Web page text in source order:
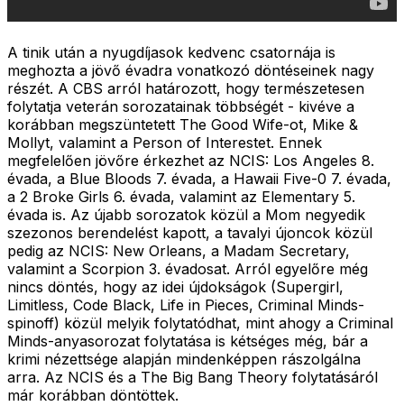
A tinik után a nyugdíjasok kedvenc csatornája is
meghozta a jövő évadra vonatkozó döntéseinek nagy
részét. A CBS arról határozott, hogy természetesen
folytatja veterán sorozatainak többségét - kivéve a
korábban megszüntetett The Good Wife-ot, Mike &
Mollyt, valamint a Person of Interestet. Ennek
megfelelően jövőre érkezhet az NCIS: Los Angeles 8.
évada, a Blue Bloods 7. évada, a Hawaii Five-0 7. évada,
a 2 Broke Girls 6. évada, valamint az Elementary 5.
évada is. Az újabb sorozatok közül a Mom negyedik
szezonos berendelést kapott, a tavalyi újoncok közül
pedig az NCIS: New Orleans, a Madam Secretary,
valamint a Scorpion 3. évadosat. Arról egyelőre még
nincs döntés, hogy az idei újdokságok (Supergirl,
Limitless, Code Black, Life in Pieces, Criminal Minds-
spinoff) közül melyik folytatódhat, mint ahogy a Criminal
Minds-anyasorozat folytatása is kétséges még, bár a
krimi nézettsége alapján mindenképpen rászolgálna
arra. Az NCIS és a The Big Bang Theory folytatásáról
már korábban döntöttek.